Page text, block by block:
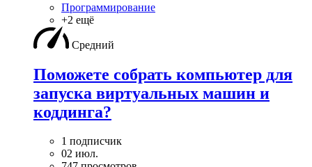
Программирование
+2 ещё
Средний
Поможете собрать компьютер для
запуска виртуальных машин и
коддинга?
1 подписчик
02 июл.